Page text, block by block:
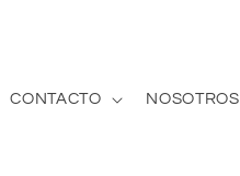
CONTACTO NOSOTROS